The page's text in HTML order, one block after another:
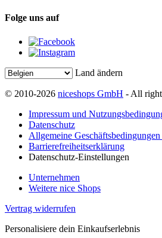
Folge uns auf
Land ändern
© 2010-2026 niceshops GmbH - All
Impressum und
Datenschutz
Allgemeine
Barrierefreiheitserklärung
Datenschutz-Einstellungen
Unternehmen
Weitere nice Shops
Vertrag widerrufen
Personalisiere dein Einkaufserlebnis